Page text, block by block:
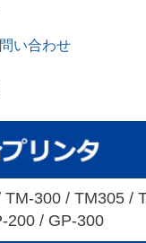
い合わせ
300 / TM305 /
200 / GP-300